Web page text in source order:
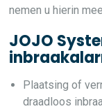
nemen u hierin
JOJO
Plaatsing of
draadloos